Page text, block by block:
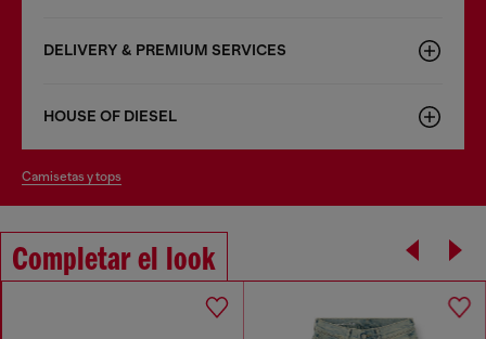
DELIVERY & PREMIUM SERVICES
HOUSE OF DIESEL
camisetas y tops
Completar el look